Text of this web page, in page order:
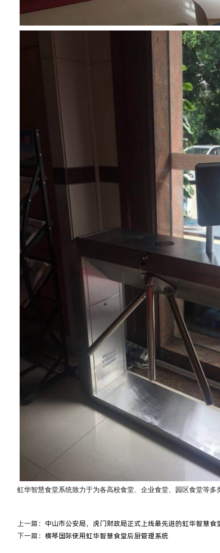
虹华智慧食堂系统致力于为各高校食堂、企业食堂、园区食堂等
上一篇： 中山市公安局，虎门财政局正式上线最先进的虹华智慧食
下一篇： 横琴国际使用虹华智慧食堂后厨管理系统